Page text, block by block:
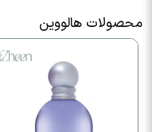
محصولات هالووین